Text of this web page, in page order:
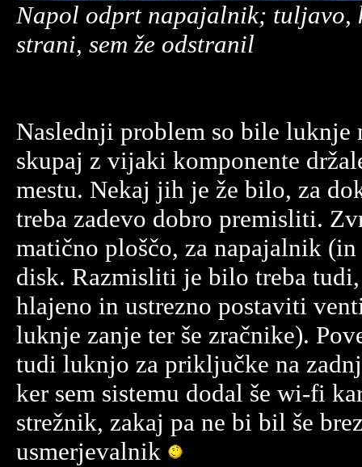
Napol odprt napajalnik; tuljavo,
strani, sem že odstranil
Naslednji problem so bile luknje
skupaj z vijaki komponente
mestu. Nekaj jih je že bilo, za
treba zadevo dobro premisliti.
matično ploščo, za napajalnik
disk. Razmisliti je bilo treba
hlajeno in ustrezno postaviti
luknje zanje ter še zračnike).
tudi luknjo za priključke na
ker sem sistemu dodal še wi-fi
strežnik, zakaj pa ne bi bil še
usmerjevalnik